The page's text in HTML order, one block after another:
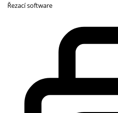
Řezací software